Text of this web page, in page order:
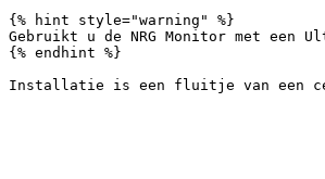
{% hint style="warning" %}
Gebruikt u de NRG Monitor met een
{% endhint %}